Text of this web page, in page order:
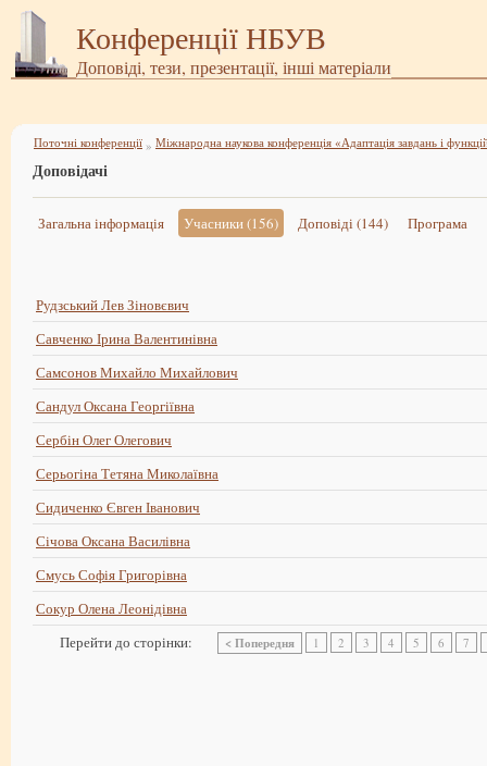
Конференції НБУВ
Доповіді, тези, презентації, інші матеріали
Поточні конференції »
Доповідачі
Загальна інформація Учасники (156) Доповіді (144) Програма
Рудзський Лев Зіновєвич
Савченко Ірина Валентинівна
Самсонов Михайло Михайлович
Сандул Оксана Георгіївна
Сербін Олег Олегович
Серьогіна Тетяна Миколаївна
Сидиченко Євген Іванович
Січова Оксана Василівна
Смусь Софія Григорівна
Сокур Олена Леонідівна
Перейти до сторінки:
< Попередня 1 2 3 4 5 6 7